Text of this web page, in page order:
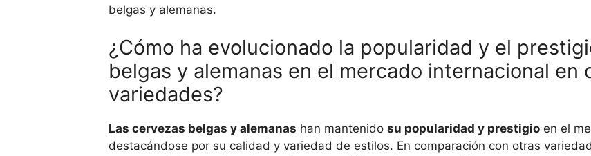
belgas y alemanas.
¿Cómo ha evolucionado la popularidad y el
belgas y alemanas en el mercado internacional en
variedades?
Las cervezas belgas y alemanas han mantenido su popularidad y prestigio en el
destacándose por su calidad y variedad de estilos. En comparación con otras